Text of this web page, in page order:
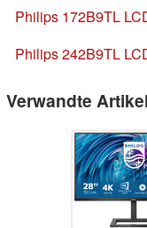
Philips 172B9TL
Philips 242B9TL
Verwandte Artikel